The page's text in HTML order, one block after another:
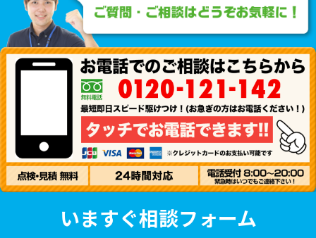
いますぐ相談フォーム